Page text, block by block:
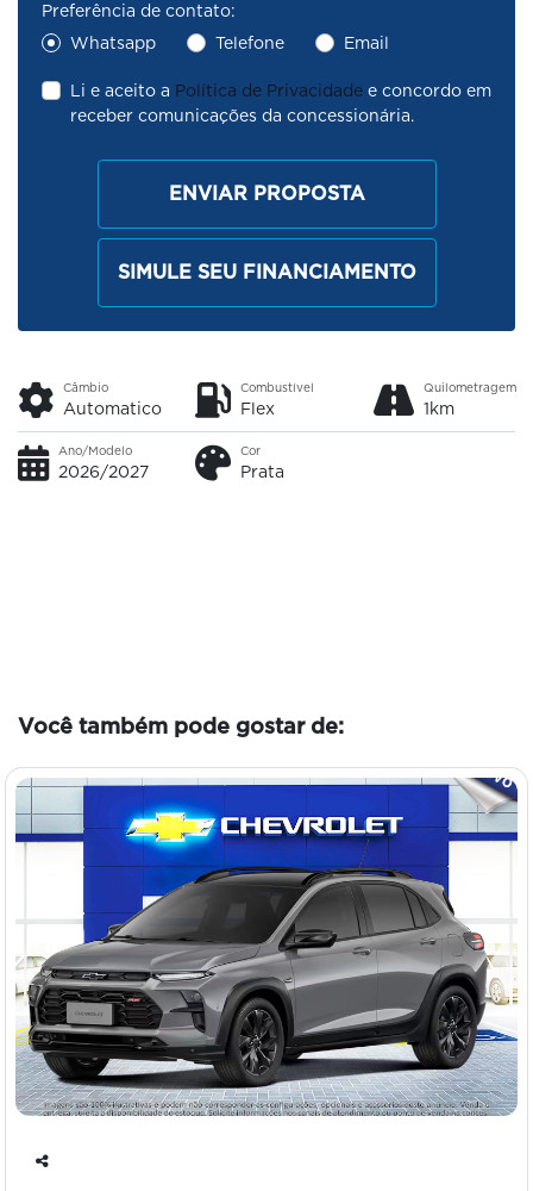
Preferência de contato:
Whatsapp
Telefone Email
Li e aceito a Política de Privacidade e concordo em
receber comunicações da concessionária.
ENVIAR PROPOSTA
SIMULE SEU FINANCIAMENTO
Câmbio
Automatico
Combustível
Flex
Quilometragem
1km
Ano/Modelo
2026/2027
Cor
Prata
Você também pode gostar de: